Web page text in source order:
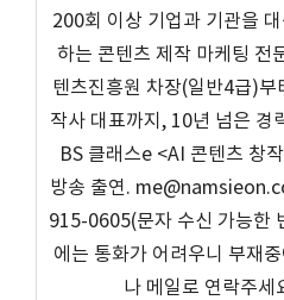
200회 이상 기업과 기관을 대
하는 콘텐츠 제작 마케팅 전
텐츠진흥원 차장(일반4급)부
작사 대표까지, 10년 넘은 경
BS 클래스e <AI 콘텐츠 창
방송 출연.
915-0605(문자 수신 가능한
에는 통화가 어려우니 부재
나 메일로 연락주세